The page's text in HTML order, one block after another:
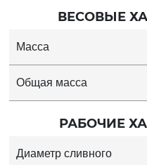
ВЕСОВЫЕ
Масса
Общая масса
РАБОЧИЕ
Диаметр сливного